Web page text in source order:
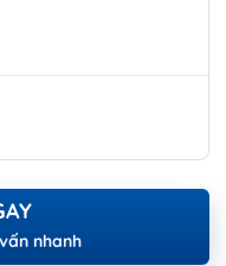
nhanh